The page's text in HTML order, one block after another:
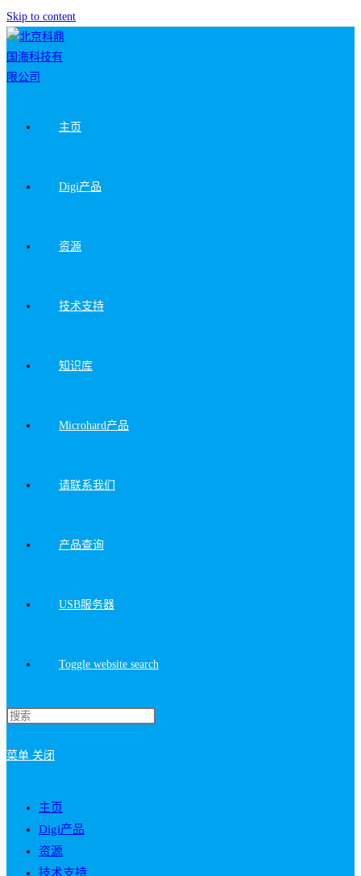
Skip to content
主页
Digi产品
资源
技术支持
知识库
Microhard产品
请联系我们
产品查询
USB服务器
Toggle website search
菜单 关闭
主页
Digi产品
资源
技术支持